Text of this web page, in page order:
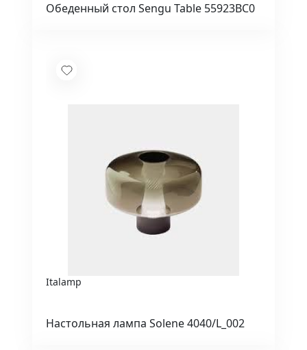
Обеденный стол Sengu Table 55923BC0
Italamp
Настольная лампа Solene 4040/L_002